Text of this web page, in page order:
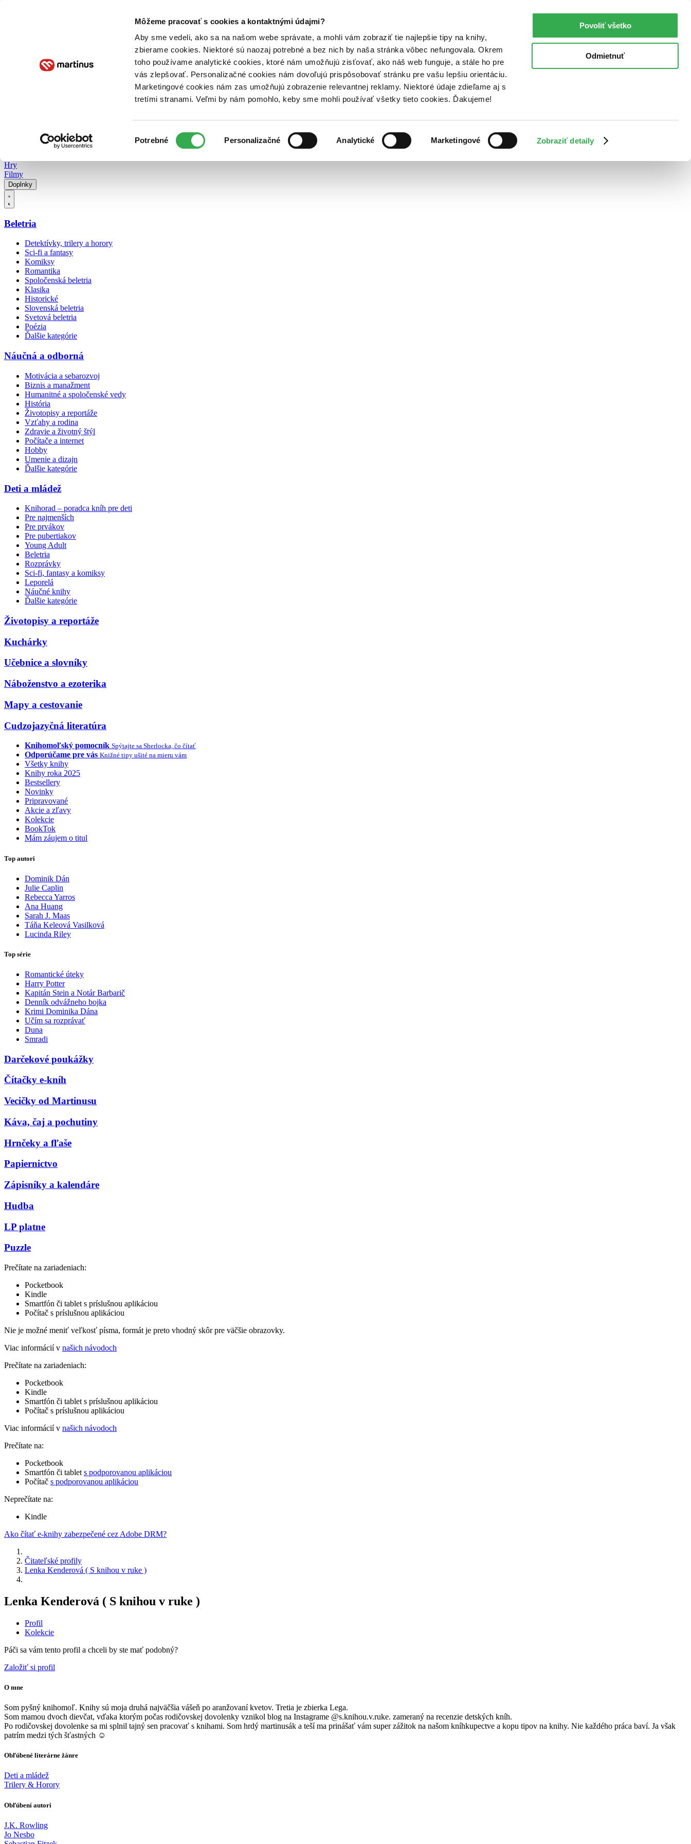
Môžeme pracovať s cookies a kontaktnými údajmi?
Aby sme vedeli, ako sa na našom webe správate, a mohli vám zobraziť tie najlepšie tipy na knihy,
zbierame cookies. Niektoré sú naozaj potrebné a bez nich by naša stránka vôbec nefungovala. Okrem
toho používame analytické cookies, ktoré nám umožňujú zisťovať, ako náš web funguje, a stále ho pre
vás zlepšovať. Personalizačné cookies nám dovoľujú prispôsobovať stránku pre vašu lepšiu orientáciu.
Marketingové cookies nám zas umožňujú zobrazenie relevantnej reklamy. Niektoré údaje zdieľame aj s
tretími stranami. Veľmi by nám pomohlo, keby sme mohli používať všetky tieto cookies. Ďakujeme!
súhlasu
Potrebné Personalizačné Analytické Marketingové Zobraziť detaily
Povoliť všetko
Odmietnuť
Poukážky Kontakt
Hry
Filmy
Doplnky
Beletria
Detektívky, trilery a horory
Sci-fi a fantasy
Komiksy
Romantika
Spoločenská beletria
Klasika
Historické
Slovenská beletria
Svetová beletria
Poézia
Ďalšie kategórie
Náučná a odborná
Motivácia a sebarozvoj
Biznis a manažment
Humanitné a spoločenské vedy
História
Životopisy a reportáže
Vzťahy a rodina
Zdravie a životný štýl
Počítače a internet
Hobby
Umenie a dizajn
Ďalšie kategórie
Deti a mládež
Knihorad – poradca kníh pre deti
Pre najmenších
Pre prvákov
Pre pubertiakov
Young Adult
Beletria
Rozprávky
Sci-fi, fantasy a komiksy
Leporelá
Náučné knihy
Ďalšie kategórie
Životopisy a reportáže
Kuchárky
Učebnice a slovníky
Náboženstvo a ezoterika
Mapy a cestovanie
Cudzojazyčná literatúra
Knihomoľský pomocník Spýtajte sa Sherlocka, čo čítať
Odporúčame pre vás Knižné tipy ušité na mieru vám
Všetky knihy
Knihy roka 2025
Bestsellery
Novinky
Pripravované
Akcie a zľavy
Kolekcie
BookTok
Mám záujem o titul
Top autori
Dominik Dán
Julie Caplin
Rebecca Yarros
Ana Huang
Sarah J. Maas
Táňa Keleová Vasilková
Lucinda Riley
Top série
Romantické úteky
Harry Potter
Kapitán Stein a Notár Barbarič
Denník odvážneho bojka
Krimi Dominika Dána
Učím sa rozprávať
Duna
Smradi
Darčekové poukážky
Čítačky e-kníh
Vecičky od Martinusu
Káva, čaj a pochutiny
Hrnčeky a fľaše
Papiernictvo
Zápisníky a kalendáre
Hudba
LP platne
Puzzle
Prečítate na zariadeniach:
Pocketbook
Kindle
Smartfón či tablet s príslušnou aplikáciou
Počítač s príslušnou aplikáciou
Nie je možné meniť veľkosť písma, formát je preto vhodný skôr pre väčšie obrazovky.
Viac informácií v našich návodoch
Prečítate na zariadeniach:
Pocketbook
Kindle
Smartfón či tablet s príslušnou aplikáciou
Počítač s príslušnou aplikáciou
Viac informácií v našich návodoch
Prečítate na:
Pocketbook
Smartfón či tablet s podporovanou aplikáciou
Počítač s podporovanou aplikáciou
Neprečítate na:
Kindle
Ako čítať e-knihy zabezpečené cez Adobe DRM?
Čitateľské profily
Lenka Kenderová ( S knihou v ruke )
Lenka Kenderová ( S knihou v ruke )
Profil
Kolekcie
Páči sa vám tento profil a chceli by ste mať podobný?
Založiť si profil
O mne
Som pyšný knihomoľ. Knihy sú moja druhá najväčšia vášeň po aranžovaní kvetov. Tretia je zbierka Lega.
Som mamou dvoch dievčat, vďaka ktorým počas rodičovskej dovolenky vznikol blog na Instagrame @s.knihou.v.ruke. zameraný na recenzie detských kníh.
Po rodičovskej dovolenke sa mi splnil tajný sen pracovať s knihami. Som hrdý martinusák a teší ma prinášať vám super zážitok na našom kníhkupectve a kopu tipov na knihy. Nie každého práca baví. Ja však
patrím medzi tých šťastných ☺️
Obľúbené literárne žánre
Deti a mládež
Trilery & Horory
Obľúbení autori
J.K. Rowling
Jo Nesbo